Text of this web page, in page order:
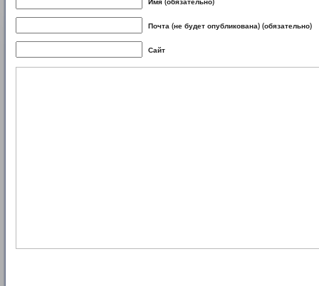
Почта (не будет опубликована) (обязательно)
Сайт